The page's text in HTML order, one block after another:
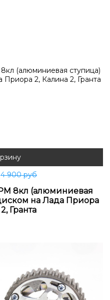
4 900 руб
8кл (алюминиевая
на Лада Приора
Гранта